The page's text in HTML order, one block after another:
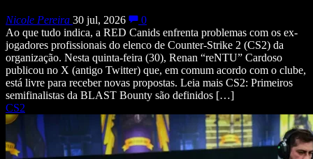
Nicole Pereira 30 jul, 2026
0
Ao que tudo indica, a RED Canids enfrenta problemas com os ex-
jogadores profissionais do elenco de Counter-Strike 2 (CS2) da
organização. Nesta quinta-feira (30), Renan “reNTU” Cardoso
publicou no X (antigo Twitter) que, em comum acordo com o clube,
está livre para receber novas propostas. Leia mais CS2: Primeiros
semifinalistas da BLAST Bounty são definidos […]
CS2